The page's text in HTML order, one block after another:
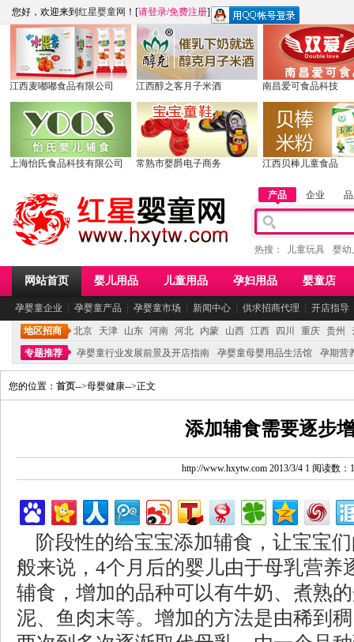
您好，欢迎来到 红星婴童网 ！[请登录/免费注册]
江西麦嘟嘟食品有限公司 江西醇之客月子米酒 南昌爱可食品科技
上海怡氏食品科技有限公司 常熟市婴爵电子商务 江西贝棒儿童食品
产品 企业
热搜： 儿童玩具 婴幼
网站首页 婴儿用品 儿童用品 孕妇用品 婴童店
孕婴童企业 ┆ 孕婴童产品 ┆ 孕婴童市场 ┆ 新闻中心 ┆ 供求招商代理 ┆ 开店指导
地区招商 北京 天津 山东 河南 河北 内蒙 山西 江西 四川 重庆 贵州
专题推荐
孕婴童行业发展前景及开店指南 孕婴童母婴用品生活馆 孕期营
您的位置： 首页-->母婴健康-->正文
添加辅食需要逐步
http://www.hxytw.com 2013/3/4 1 阅读数：
阶段性的给宝宝添加辅食，让宝宝
般来说，4个月后的婴儿由于母乳营养
辅食，增加的品种可以有牛奶、煮熟
泥、鱼肉末等。增加的方法是由稀到